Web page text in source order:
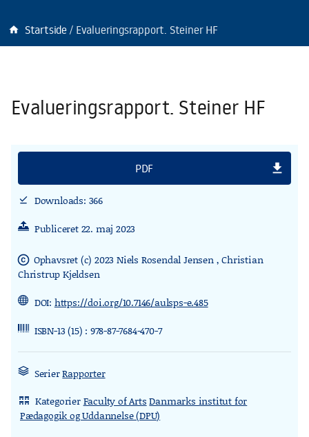
home Startside Evalueringsrapport. Steiner HF
Evalueringsrapport. Steiner HF
PDF file_download
download_done
Downloads: 366
Publiceret 22. maj 2023
copyright Ophavsret (c) 2023 Niels Rosendal Jensen , Christian
Christrup Kjeldsen
DOI: https://doi.org/10.7146/aulsps-e.485
ISBN-13 (15) : 978-87-7684-470-7
SerierRapporter
rdl_stand_desk KategorierFaculty of Arts Danmarks institut for
Pædagogik og Uddannelse (DPU)